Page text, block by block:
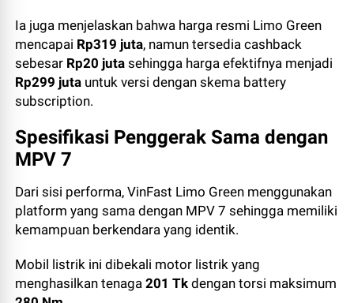
Ia juga menjelaskan bahwa harga resmi Limo Green
mencapai Rp319 juta, namun tersedia cashback
sebesar Rp20 juta sehingga harga efektifnya menjadi
Rp299 juta untuk versi dengan skema battery
subscription.
Spesifikasi Penggerak Sama dengan
MPV 7
Dari sisi performa, VinFast Limo Green menggunakan
platform yang sama dengan MPV 7 sehingga memiliki
kemampuan berkendara yang identik.
Mobil listrik ini dibekali motor listrik yang
menghasilkan tenaga201 Tk dengan torsi maksimum